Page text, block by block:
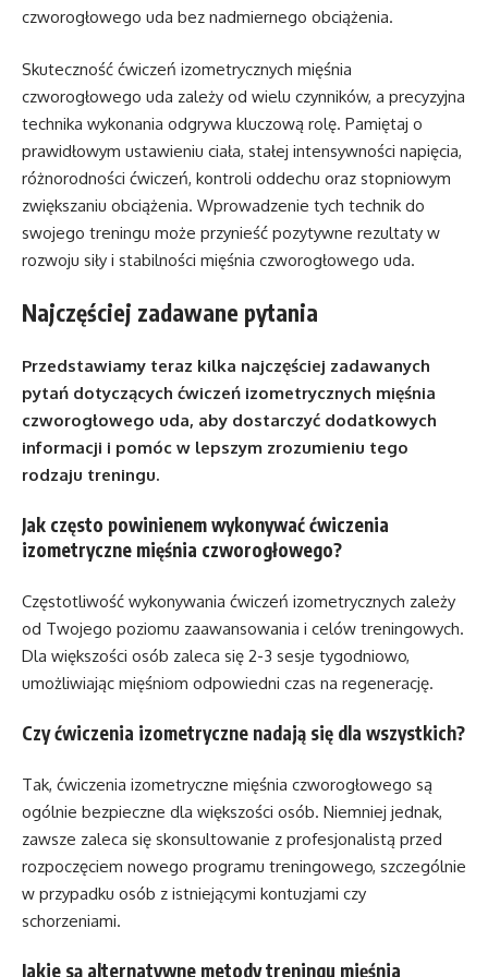
czworogłowego uda bez nadmiernego obciążenia.
Skuteczność ćwiczeń izometrycznych mięśnia
czworogłowego uda zależy od wielu czynników, a precyzyjna
technika wykonania odgrywa kluczową rolę. Pamiętaj o
prawidłowym ustawieniu ciała, stałej intensywności napięcia,
różnorodności ćwiczeń, kontroli oddechu oraz stopniowym
zwiększaniu obciążenia. Wprowadzenie tych technik do
swojego treningu może przynieść pozytywne rezultaty w
rozwoju siły i stabilności mięśnia czworogłowego uda.
Najczęściej zadawane pytania
Przedstawiamy teraz kilka najczęściej zadawanych
pytań dotyczących ćwiczeń izometrycznych mięśnia
czworogłowego uda, aby dostarczyć dodatkowych
informacji i pomóc w lepszym zrozumieniu tego
rodzaju treningu.
Jak często powinienem wykonywać ćwiczenia
izometryczne mięśnia czworogłowego?
Częstotliwość wykonywania ćwiczeń izometrycznych zależy
od Twojego poziomu zaawansowania i celów treningowych.
Dla większości osób zaleca się 2-3 sesje tygodniowo,
umożliwiając mięśniom odpowiedni czas na regenerację.
Czy ćwiczenia izometryczne nadają się dla wszystkich?
Tak, ćwiczenia izometryczne mięśnia czworogłowego są
ogólnie bezpieczne dla większości osób. Niemniej jednak,
zawsze zaleca się skonsultowanie z profesjonalistą przed
rozpoczęciem nowego programu treningowego, szczególnie
w przypadku osób z istniejącymi kontuzjami czy
schorzeniami.
Jakie są alternatywne metody treningu mięśnia